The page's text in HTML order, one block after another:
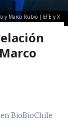
y Marco Rubio | EFE y X
BioBioChile